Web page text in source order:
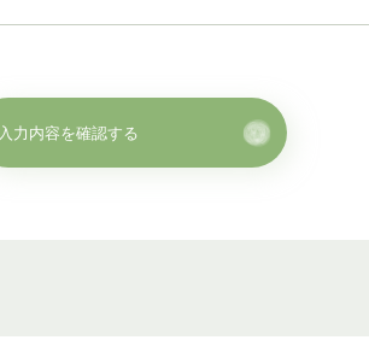
入力内容を確認する